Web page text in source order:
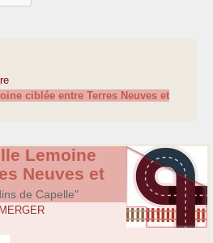
ciblée entre Terres Neuves et
Lemoine
Neuves et
de Capelle"